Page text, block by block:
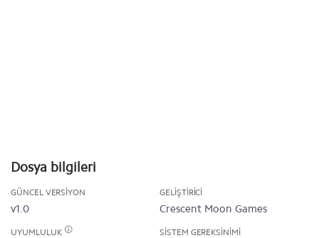
Dosya bilgileri
GÜNCEL VERSIYON
v1.0
GELIŞTIRICI
Crescent Moon Games
UYUMLULUK SISTEM GEREKSINIMI